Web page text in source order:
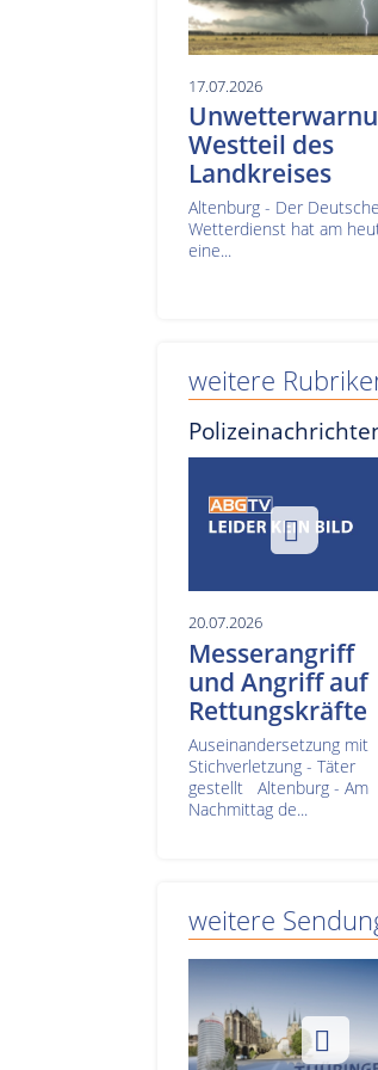
17.07.2026
Westteil des
Landkreises
Altenburg - Der Deutsche
Wetterdienst hat am
eine...
weitere
20.07.2026
Messerangriff
und Angriff auf
Rettungskräfte
Auseinandersetzung mit
Stichverletzung - Täter
gestellt Altenburg - Am
Nachmittag de...
weitere